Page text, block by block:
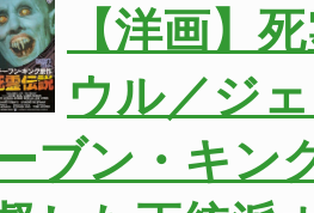
【洋画】
ウル／ジ
ブン・キン